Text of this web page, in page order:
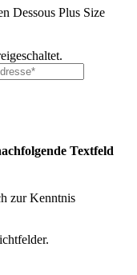
Dessous Plus Size
Textfeld
zur Kenntnis